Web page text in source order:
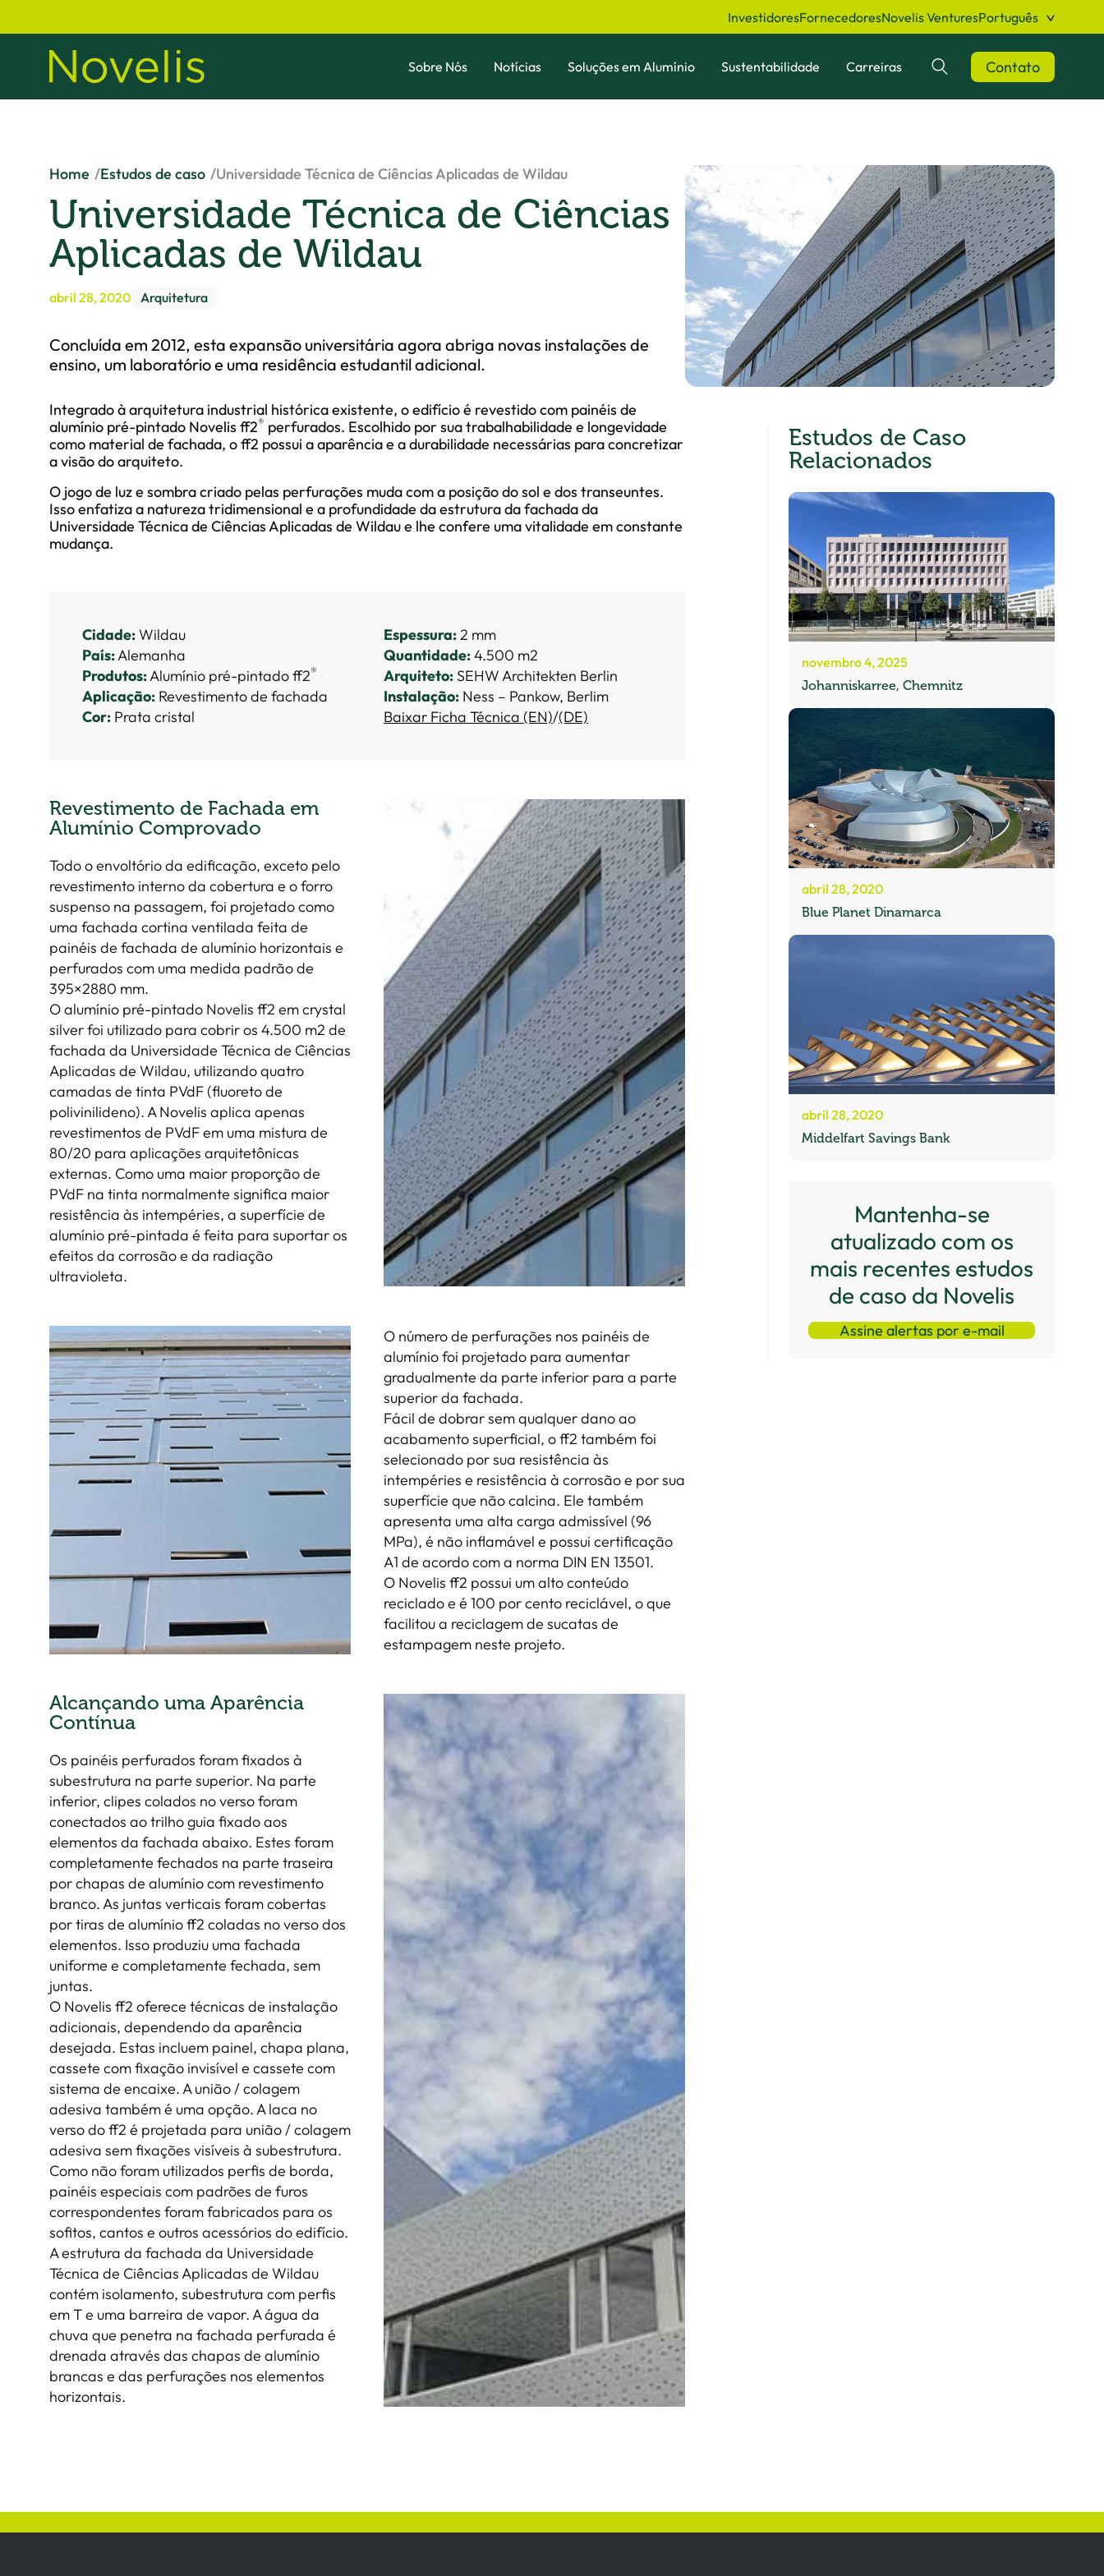
InvestidoresFornecedoresNovelis VenturesPortuguês
Sobre Nós Notícias Soluções em Alumínio Sustentabilidade Carreiras PesquisarContato
Home Estudos de caso Universidade Técnica de Ciências Aplicadas de Wildau
Universidade Técnica de Ciências
Aplicadas de Wildau
abril 28, 2020 Arquitetura
Concluída em 2012, esta expansão universitária agora abriga novas instalações de
ensino, um laboratório e uma residência estudantil adicional.
Integrado à arquitetura industrial histórica existente, o edifício é revestido com painéis de
alumínio pré-pintado Novelis ff2® perfurados. Escolhido por sua trabalhabilidade e longevidade
como material de fachada, o ff2 possui a aparência e a durabilidade necessárias para concretizar
a visão do arquiteto.
O jogo de luz e sombra criado pelas perfurações muda com a posição do sol e dos transeuntes.
Isso enfatiza a natureza tridimensional e a profundidade da estrutura da fachada da
Universidade Técnica de Ciências Aplicadas de Wildau e lhe confere uma vitalidade em constante
mudança.
Cidade: Wildau
País:Alemanha
Produtos:Alumínio pré-pintado ff2®
Aplicação: Revestimento de fachada
Cor: Prata cristal
Espessura:2 mm
Quantidade:4.500 m2
Arquiteto: SEHW Architekten Berlin
Instalação: Ness – Pankow, Berlim
Baixar Ficha Técnica (EN)/(DE)
Revestimento de Fachada em
Alumínio Comprovado
Todo o envoltório da edificação, exceto pelo
revestimento interno da cobertura e o forro
suspenso na passagem, foi projetado como
uma fachada cortina ventilada feita de
painéis de fachada de alumínio horizontais e
perfurados com uma medida padrão de
395×2880 mm.
O alumínio pré-pintado Novelis ff2 em crystal
silver foi utilizado para cobrir os 4.500 m2 de
fachada da Universidade Técnica de Ciências
Aplicadas de Wildau, utilizando quatro
camadas de tinta PVdF (fluoreto de
polivinilideno). A Novelis aplica apenas
revestimentos de PVdF em uma mistura de
80/20 para aplicações arquitetônicas
externas. Como uma maior proporção de
PVdF na tinta normalmente significa maior
resistência às intempéries, a superfície de
alumínio pré-pintada é feita para suportar os
efeitos da corrosão e da radiação
ultravioleta.
O número de perfurações nos painéis de
alumínio foi projetado para aumentar
gradualmente da parte inferior para a parte
superior da fachada.
Fácil de dobrar sem qualquer dano ao
acabamento superficial, o ff2 também foi
selecionado por sua resistência às
intempéries e resistência à corrosão e por sua
superfície que não calcina. Ele também
apresenta uma alta carga admissível (96
MPa), é não inflamável e possui certificação
A1 de acordo com a norma DIN EN 13501.
O Novelis ff2 possui um alto conteúdo
reciclado e é 100 por cento reciclável, o que
facilitou a reciclagem de sucatas de
estampagem neste projeto.
Alcançando uma Aparência
Contínua
Os painéis perfurados foram fixados à
subestrutura na parte superior. Na parte
inferior, clipes colados no verso foram
conectados ao trilho guia fixado aos
elementos da fachada abaixo. Estes foram
completamente fechados na parte traseira
por chapas de alumínio com revestimento
branco. As juntas verticais foram cobertas
por tiras de alumínio ff2 coladas no verso dos
elementos. Isso produziu uma fachada
uniforme e completamente fechada, sem
juntas.
O Novelis ff2 oferece técnicas de instalação
adicionais, dependendo da aparência
desejada. Estas incluem painel, chapa plana,
cassete com fixação invisível e cassete com
sistema de encaixe. A união / colagem
adesiva também é uma opção. A laca no
verso do ff2 é projetada para união / colagem
adesiva sem fixações visíveis à subestrutura.
Como não foram utilizados perfis de borda,
painéis especiais com padrões de furos
correspondentes foram fabricados para os
sofitos, cantos e outros acessórios do edifício.
A estrutura da fachada da Universidade
Técnica de Ciências Aplicadas de Wildau
contém isolamento, subestrutura com perfis
em T e uma barreira de vapor. A água da
chuva que penetra na fachada perfurada é
drenada através das chapas de alumínio
brancas e das perfurações nos elementos
horizontais.
Estudos de Caso
Relacionados
novembro 4, 2025
Johanniskarree, Chemnitz
abril 28, 2020
Blue Planet Dinamarca
abril 28, 2020
Middelfart Savings Bank
Mantenha-se
atualizado com os
mais recentes estudos
de caso da Novelis
Assine alertas por e-mail